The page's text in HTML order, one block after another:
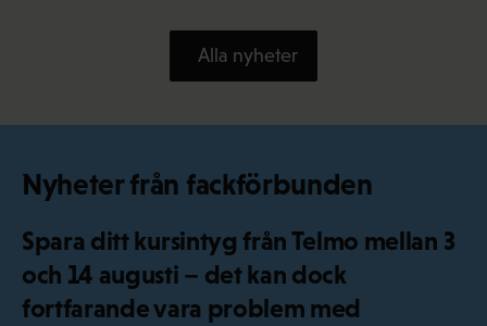
Alla nyheter
Nyheter från fackförbunden
Spara ditt kursintyg från Telmo mellan 3
och 14 augusti – det kan dock
fortfarande vara problem med